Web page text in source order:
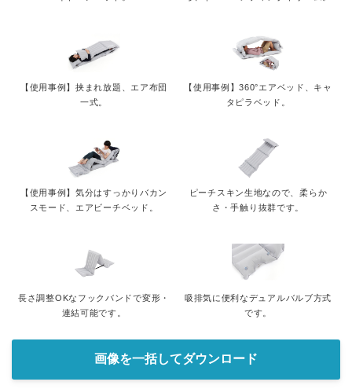
【使用事例】挟まれ放題、エア布団
一式。
【使用事例】360°エアベッド、キャ
タピラベッド。
【使用事例】気分はすっかりバカン
スモード、エアビーチベッド。
ピーチスキン生地なので、柔らか
さ・手触り抜群です。
長さ調整OKなフックバンドで変形・
連結可能です。
吸排気に便利なデュアルバルブ方式
です。
画像を一括してダウンロード